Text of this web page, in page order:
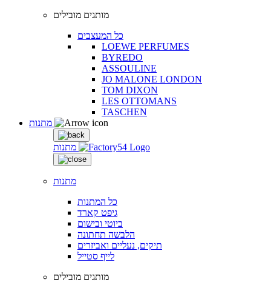
מותגים מובילים
כל המעצבים
LOEWE PERFUMES
BYREDO
ASSOULINE
JO MALONE LONDON
TOM DIXON
LES OTTOMANS
TASCHEN
מתנות
מתנות
כל המתנות
גיפט קארד
ביוטי ובישום
הלבשה תחתונה
תיקים, נעליים ואביזרים
לייף סטייל
מותגים מובילים